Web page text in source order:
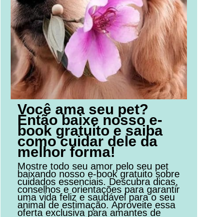
Você ama seu pet?
Então baixe nosso e-
book gratuito e saiba
como cuidar dele da
melhor forma!
Mostre todo seu amor pelo seu pet
baixando nosso e-book gratuito sobre
cuidados essenciais. Descubra dicas,
conselhos e orientações para garantir
uma vida feliz e saudável para o seu
animal de estimação. Aproveite essa
oferta exclusiva para amantes de